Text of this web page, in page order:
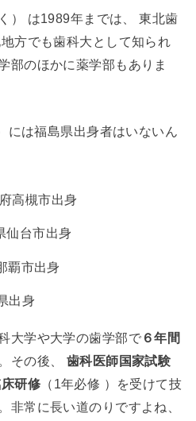
） は1989年までは、 東北歯
方でも歯科大として知られ
部のほかに薬学部もありま
には福島県出身者はいないん
高槻市出身
仙台市出身
覇市出身
出身
大学や大学の歯学部で６年間
その後、 歯科医師国家試験
研修 （1年必修 ）を受けて技
非常に長い道のりですよね、